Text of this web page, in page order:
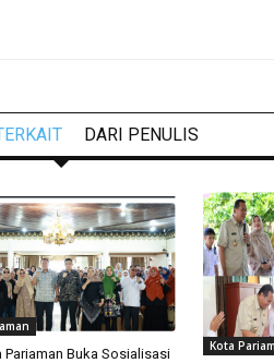
DARI PENULIS
Pariaman Buka Sosialisasi
Kota